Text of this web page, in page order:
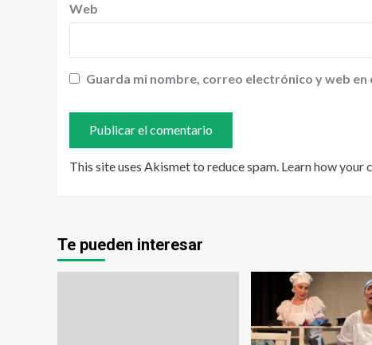
Web
Guarda mi nombre, correo electrónico y web
This site uses Akismet to reduce spam. Learn how your
Te pueden interesar